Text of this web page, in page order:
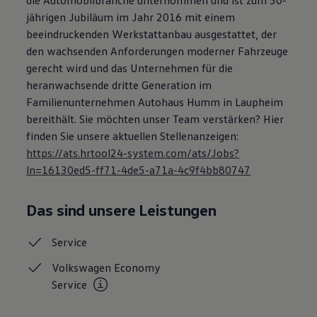
Bulli Magazin
Fahrzeugabholung ab Werk
Uptime
jährigen Jubiläum im Jahr 2016 mit einem
beeindruckenden Werkstattanbau ausgestattet, der
den wachsenden Anforderungen moderner Fahrzeuge
gerecht wird und das Unternehmen für die
heranwachsende dritte Generation im
Familienunternehmen Autohaus Humm in Laupheim
bereithält. Sie möchten unser Team verstärken? Hier
finden Sie unsere aktuellen Stellenanzeigen:
https://ats.hrtool24-system.com/ats/Jobs?
ln=16130ed5-ff71-4de5-a71a-4c9f4bb80747
Das sind unsere Leistungen
Service
Volkswagen Economy
Service